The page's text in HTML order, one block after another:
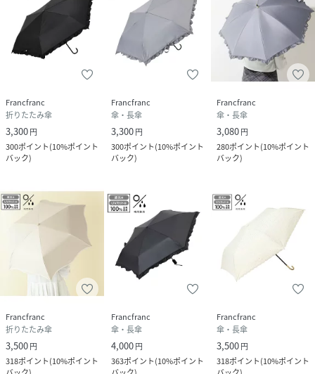
くることは避けられません。
■原産国:カンボジア
ユニセックス
素材
生地:ポリエステル100％、裏側:PUコーティン
グ、手元:アルミニウム
品番
PG3745_1106060055536
1106060055536-BE-F PG3745)
Francfranc
折りたたみ傘
3,300円
300ポイント(10%ポイント
バック)
Francfranc
傘・長傘
3,300円
300ポイント(10%ポイント
バック)
Francfranc
傘・長傘
3,080円
280ポイント(10%ポイント
バック)
Francfranc
折りたたみ傘
3,500円
318ポイント(10%ポイント
Francfranc
傘・長傘
4,000円
363ポイント(10%ポイント
Francfranc
傘・長傘
3,500円
318ポイント(10%ポイント